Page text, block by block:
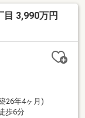
3,990万円
26年4ヶ月)
歩6分